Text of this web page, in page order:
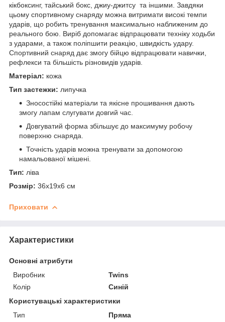
кікбоксинг, тайський бокс, джиу-джитсу та іншими. Завдяки
цьому спортивному снаряду можна витримати високі темпи
ударів, що робить тренування максимально наближеним до
реального бою. Виріб допомагає відпрацювати техніку ходьби
з ударами, а також поліпшити реакцію, швидкість удару.
Спортивний снаряд дає змогу бійцю відпрацювати навички,
рефлекси та більшість різновидів ударів.
Матеріал: кожа
Тип застежки: липучка
Зносостійкі матеріали та якісне прошивання дають
змогу лапам слугувати довгий час.
Довгуватий форма збільшує до максимуму робочу
поверхню снаряда.
Точність ударів можна тренувати за допомогою
намальованої мішені.
Тип: ліва
Розмір: 36x19x6 см
Приховати
Характеристики
Основні атрибути
Виробник
Twins
Колір
Синій
Користувацькі характеристики
Тип
Пряма